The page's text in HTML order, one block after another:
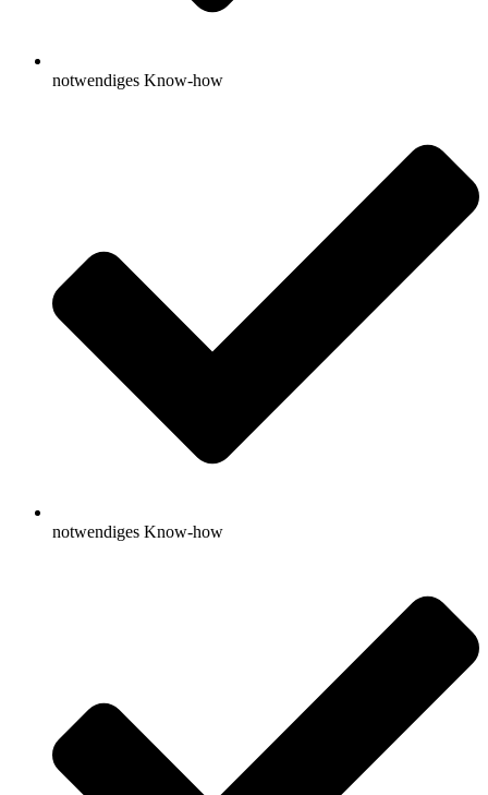
notwendiges Know-how
notwendiges Know-how